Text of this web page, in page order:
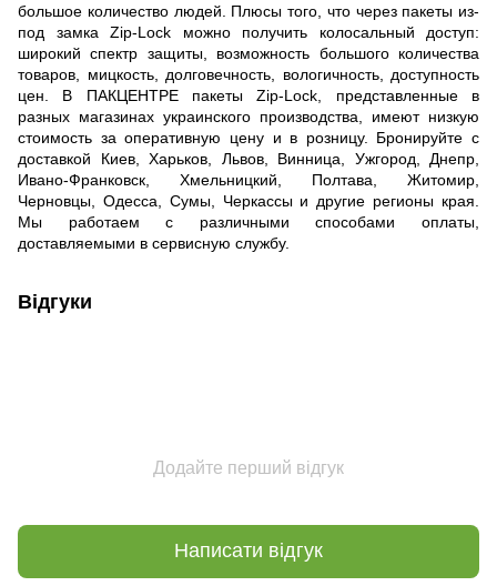
большое количество людей. Плюсы того, что через пакеты из-
под замка Zip-Lock можно получить колосальный доступ:
широкий спектр защиты, возможность большого количества
товаров, мицкость, долговечность, вологичность, доступность
цен. В ПАКЦЕНТРЕ пакеты Zip-Lock, представленные в
разных магазинах украинского производства, имеют низкую
стоимость за оперативную цену и в розницу. Бронируйте с
доставкой Киев, Харьков, Львов, Винница, Ужгород, Днепр,
Ивано-Франковск, Хмельницкий, Полтава, Житомир,
Черновцы, Одесса, Сумы, Черкассы и другие регионы края.
Мы работаем с различными способами оплаты,
доставляемыми в сервисную службу.
Відгуки
Додайте перший відгук
Написати відгук